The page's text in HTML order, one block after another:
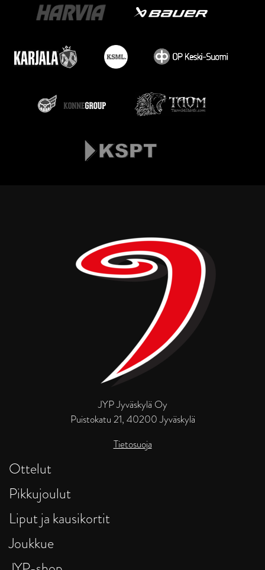
JYP Jyväskylä Oy
Puistokatu 21, 40200 Jyväskylä
Tietosuoja
Ottelut
Pikkujoulut
Liput ja kausikortit
Joukkue